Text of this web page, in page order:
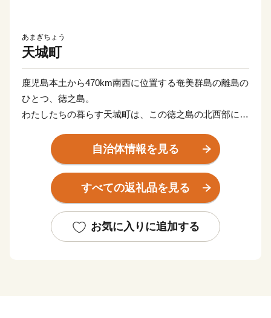
あまぎちょう
天城町
鹿児島本土から470km南西に位置する奄美群島の離島の
ひとつ、徳之島。
わたしたちの暮らす天城町は、この徳之島の北西部に位
亜熱帯の気候に属し、年間を通して温暖な気候に恵ま
日本の有人島のなかでも10番目の大きさを誇ります。
透き通る青い海や尽きることのない緑、満天の星空と、
自治体情報を見る
すべての返礼品を見る
お気に入りに追加する